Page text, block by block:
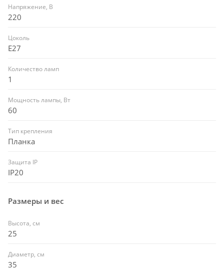
Напряжение, В
220
Цоколь
E27
Количество ламп
1
Мощность лампы, Вт
60
Тип крепления
Планка
Защита IP
IP20
Размеры и вес
Высота, см
25
Диаметр, см
35